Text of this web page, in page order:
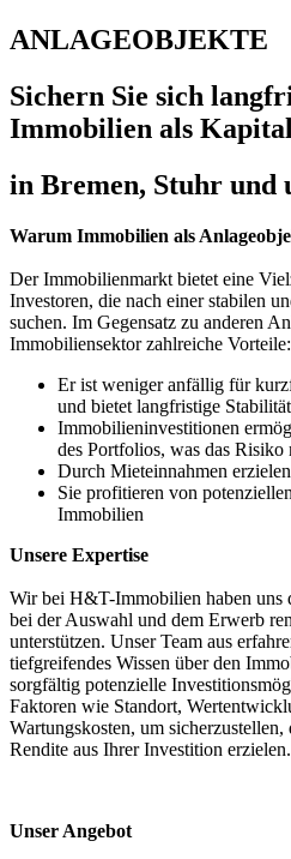
ANLAGEOBJEKTE
Sichern Sie sich
Immobilien als
in Bremen, Stuhr und
Warum Immobilien als
Der Immobilienmarkt bietet eine
Investoren, die nach einer stabilen
suchen. Im Gegensatz zu anderen
Immobiliensektor zahlreiche Vorteile:
Er ist weniger anfällig für
und bietet langfristige Stabilität
Immobilieninvestitionen
des Portfolios, was das Risiko
Durch Mieteinnahmen
Sie profitieren von
Immobilien
Unsere Expertise
Wir bei H&T-Immobilien haben uns
bei der Auswahl und dem Erwerb
unterstützen. Unser Team aus
tiefgreifendes Wissen über den
sorgfältig potenzielle
Faktoren wie Standort,
Wartungskosten, um sicherzustellen,
Rendite aus Ihrer Investition erzielen.
Unser Angebot